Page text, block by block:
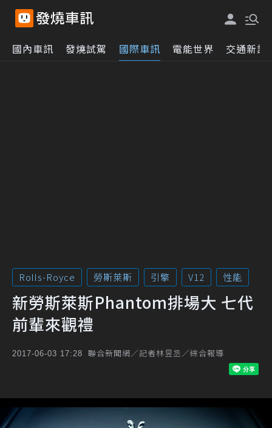
國內車訊 發燒試駕 國際車訊 電能世界 交通新訊
Rolls-Royce 勞斯萊斯 引擎 V12 性能
新勞斯萊斯Phantom排場大 七代
前輩來觀禮
2017-06-03 17:28 聯合新聞網／記者林昱丞／綜合報導